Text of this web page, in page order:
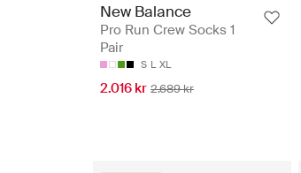
New Balance
Pro Run Crew Socks 1
Pair
S L XL
2.016 kr 2.689 kr